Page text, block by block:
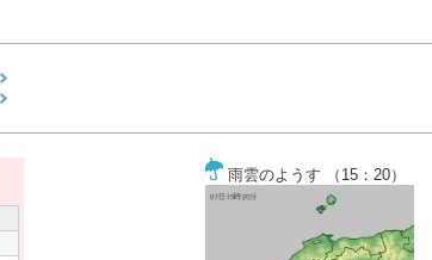
雨雲のようす （15：20）